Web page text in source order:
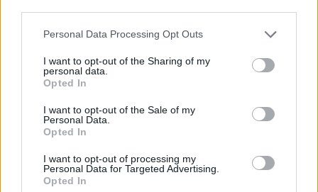
Personal Data Processing Opt Outs
I want to opt-out of the Sharing of my
personal data.
Opted In
I want to opt-out of the Sale of my
Personal Data.
Opted In
I want to opt-out of processing my
Personal Data for Targeted Advertising.
Opted In
geschafft
ALLE Main- und Sidequests durch, insgesamt
zählen auch noch, wenn man die nötigen 2000 für das
Event schon beisammen hat
zufälligem Monsterdrop. Warum die Dinger erst anfangen
zu droppen, wenn man sie nicht mehr braucht, ist allerdings
sehr sonderbar....
Irgendwie reizt es mich jetzt herauszufinden, ob die
erfreulich hohe Questitemdroprate bestehen bleibt, oder ob